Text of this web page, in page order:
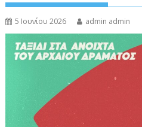
5 Ιουνίου 2026 admin admin